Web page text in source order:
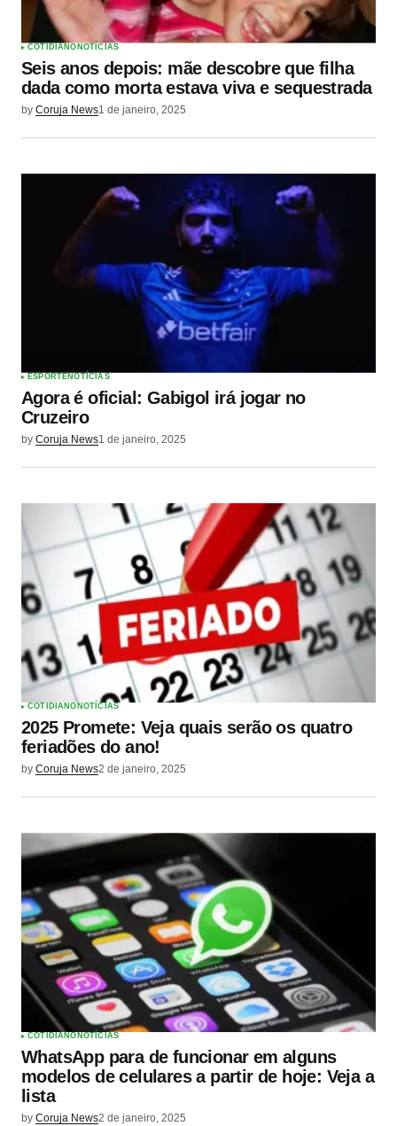
COTIDIANO NOTÍCIAS
Seis anos depois: mãe descobre que filha
dada como morta estava viva e sequestrada
by Coruja News1 de janeiro, 2025
ESPORTENOTÍCIAS
Agora é oficial: Gabigol irá jogar no
Cruzeiro
by Coruja News1 de janeiro, 2025
COTIDIANO NOTÍCIAS
2025 Promete: Veja quais serão os quatro
feriadões do ano!
by Coruja News2 de janeiro, 2025
COTIDIANO NOTÍCIAS
WhatsApp para de funcionar em alguns
modelos de celulares a partir de hoje: Veja a
lista
by Coruja News2 de janeiro, 2025